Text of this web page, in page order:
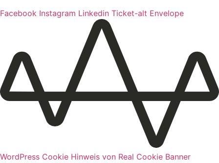
Facebook Instagram Linkedin Ticket-alt Envelope
WordPress Cookie Hinweis von Real Cookie Banner